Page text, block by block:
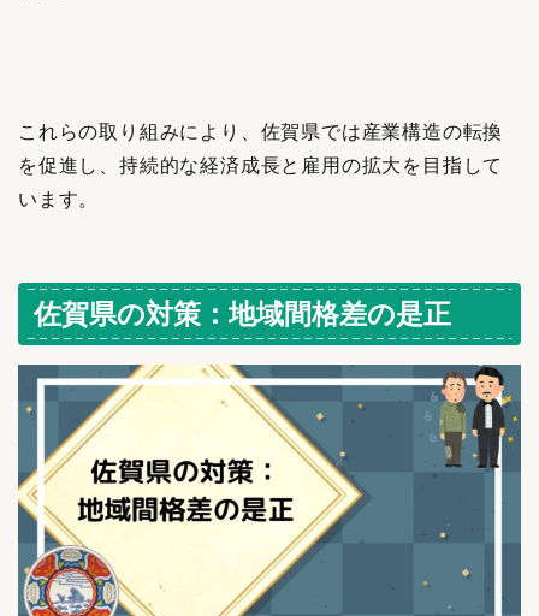
これらの取り組みにより、佐賀県では産業構造の転換
を促進し、持続的な経済成長と雇用の拡大を目指して
います。
佐賀県の対策：地域間格差の是正